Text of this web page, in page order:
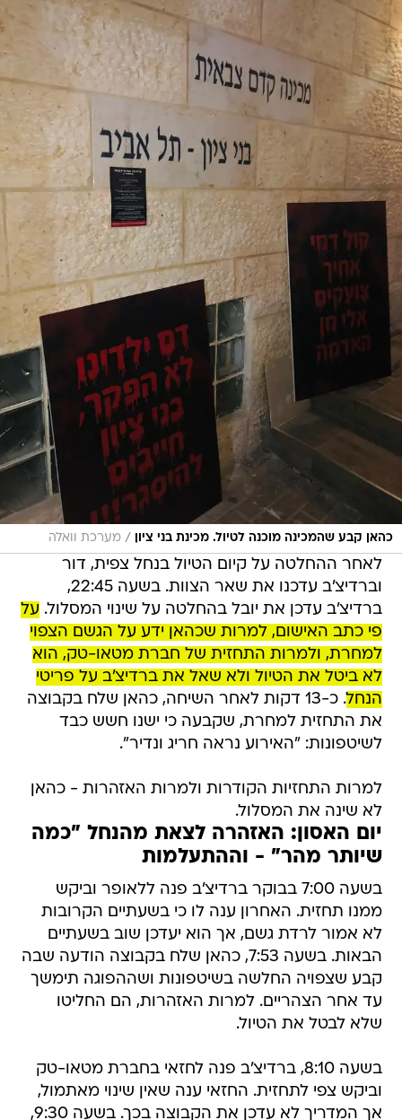
כהאן קבע שהמכינה מוכנה לטיול. מכינת בני ציון / מערכת וואלה
לאחר ההחלטה על קיום הטיול בנחל צפית, דור
וברדיצ'ב עדכנו את שאר הצוות. בשעה 22:45,
ברדיצ'ב עדכן את יובל בהחלטה על שינוי המסלול. על
פי כתב האישום, למרות שכהאן ידע על הגשם הצפוי
למחרת, ולמרות התחזית של חברת מטאו-טק, הוא
לא ביטל את הטיול ולא שאל את ברדיצ'ב על פריטי
הנחל
. כ-13 דקות לאחר השיחה, כהאן שלח בקבוצה
את התחזית למחרת, שקבעה כי ישנו חשש כבד
לשיטפונות: "האירוע נראה חריג ונדיר".
למרות התחזיות הקודרות ולמרות האזהרות - כהאן
לא שינה את המסלול.
יום האסון: האזהרה לצאת מהנחל "כמה
שיותר מהר" - וההתעלמות
בשעה 7:00 בבוקר ברדיצ'ב פנה ללאופר וביקש
ממנו תחזית. האחרון ענה לו כי בשעתיים הקרובות
לא אמור לרדת גשם, אך הוא יעדכן שוב בשעתיים
הבאות. בשעה 7:53, כהאן שלח בקבוצה הודעה שבה
קבע שצפויה החלשה בשיטפונות ושההפוגה תימשך
עד אחר הצהריים. למרות האזהרות, הם החליטו
שלא לבטל את הטיול.
בשעה 8:10, ברדיצ'ב פנה לחזאי בחברת מטאו-טק
וביקש צפי לתחזית. החזאי ענה שאין שינוי מאתמול,
אך המדריך לא עדכן את הקבוצה בכך. בשעה 9:30,